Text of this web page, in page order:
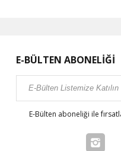
E-BÜLTEN ABONELİĞİ
E-Bülten aboneliği ile